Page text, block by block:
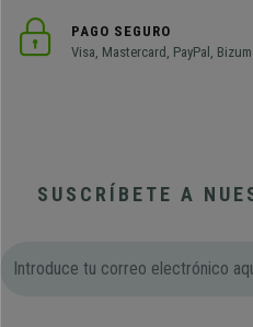
PAGO SEGURO
Visa, Mastercard, PayPal, Bizum
SUSCRÍBETE A